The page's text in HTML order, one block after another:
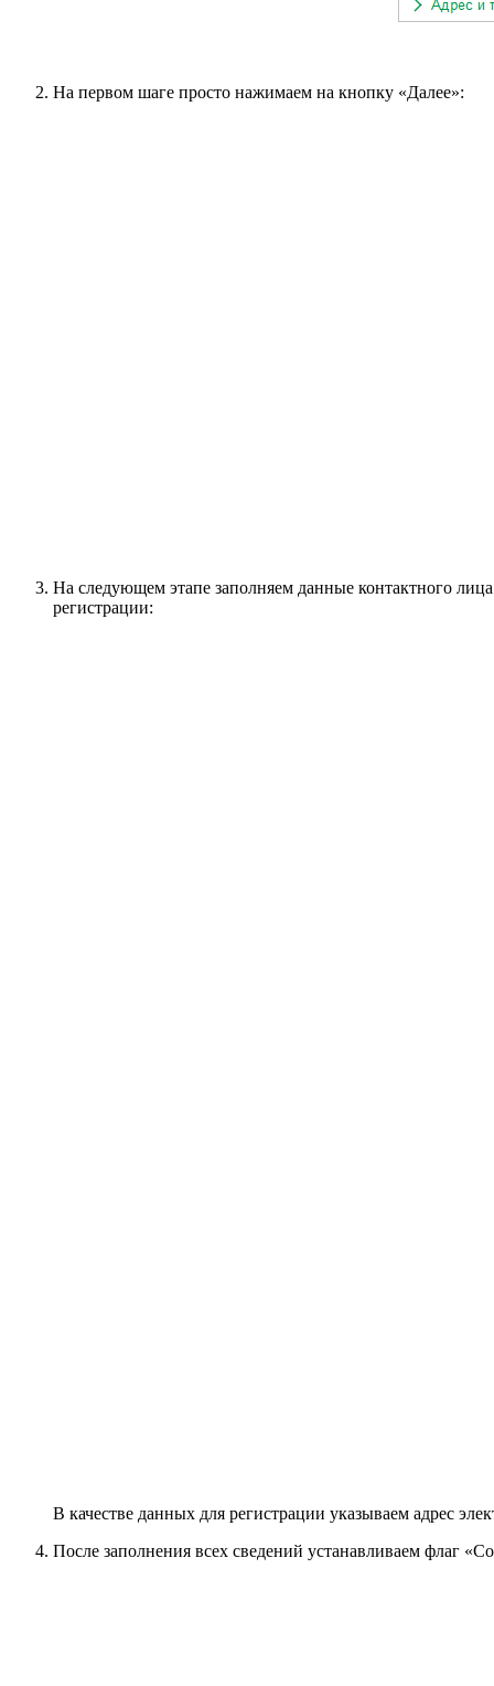
На первом шаге просто нажимаем на кнопку «Далее»:
На следующем этапе заполняем данные контактного
регистрации:
В качестве данных для регистрации указываем адрес
После заполнения всех сведений устанавливаем флаг